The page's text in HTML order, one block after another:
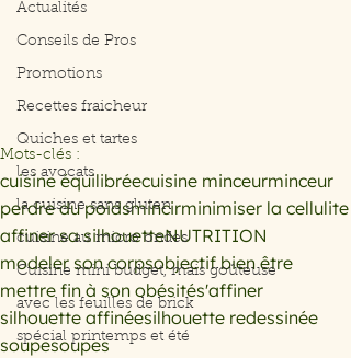
Actualités
Conseils de Pros
Promotions
Recettes fraicheur
Quiches et tartes
les avocats
la cuisine sans gluten
cuisine au micro ondes
Cuisine mini budget, mais goûteuse
avec les feuilles de brick
spécial printemps et été
Mots-clés :
cuisine équilibréecuisine minceurminceur
perdre du poidsmincirminimiser la cellulite
affiner sa silhouetteNUTRITION
modeler son corpsobjectif bien être
mettre fin à son obésités'affiner
silhouette affinéesilhouette redessinée
soupesoupes